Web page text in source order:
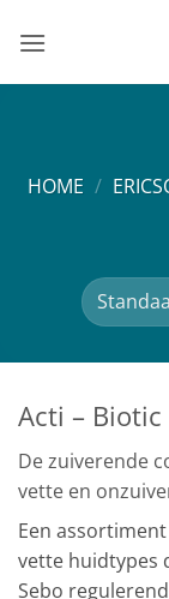
naar
HOME /
Acti – Biotic
De zuiverende
vette en
Een
vette huidtypes
Sebo